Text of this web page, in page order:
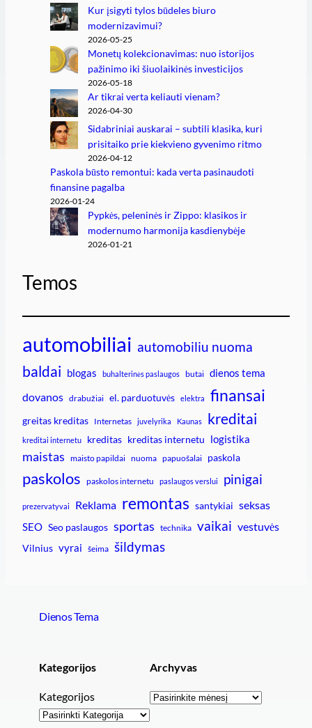
Kur įsigyti tylos būdeles biuro
modernizavimui?
2026-05-25
Monetų kolekcionavimas: nuo istorijos
pažinimo iki šiuolaikinės investicijos
2026-05-18
Ar tikrai verta keliauti vienam?
2026-04-30
Sidabriniai auskarai – subtili klasika, kuri
prisitaiko prie kiekvieno gyvenimo ritmo
2026-04-12
Paskola būsto remontui: kada verta pasinaudoti
finansine pagalba
2026-01-24
Pypkės, peleninės ir Zippo: klasikos ir
modernumo harmonija kasdienybėje
2026-01-21
Temos
automobiliai automobiliu nuoma
baldai blogas buhalterinės paslaugos butai dienos tema
dovanos drabužiai el. parduotuvės elektra finansai
greitas kreditas Internetas juvelyrika Kaunas kreditai
kreditai internetu kreditas kreditas internetu logistika
maistas maisto papildai nuoma papuošalai paskola
paskolos paskolos internetu paslaugos verslui pinigai
prezervatyvai Reklama remontas santykiai seksas
SEO Seo paslaugos sportas technika vaikai vestuvės
Vilnius vyrai šeima šildymas
Dienos Tema
Kategorijos
Kategorijos
Archyvas
Archyvai